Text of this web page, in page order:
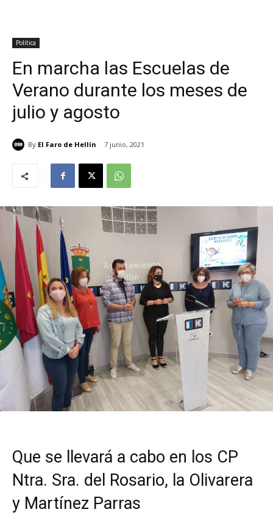
Política
En marcha las Escuelas de
Verano durante los meses de
julio y agosto
By El Faro de Hellín 7 junio, 2021
Que se llevará a cabo en los CP
Ntra. Sra. del Rosario, la Olivarera
y Martínez Parras